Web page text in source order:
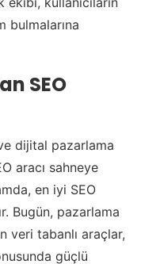
bulmalarına
SEO
dijital pazarlama
aracı sahneye
en iyi SEO
Bugün, pazarlama
veri tabanlı araçlar,
güçlü